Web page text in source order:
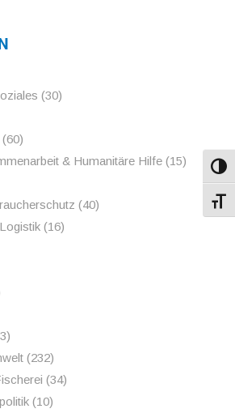
(30)
(60)
& Humanitäre Hilfe(15)
(40)
(16)
(232)
(34)
(10)